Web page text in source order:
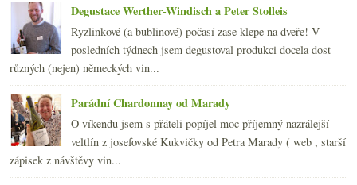
2010 (249)
►2009(249)
►2008(270)
►2007(108)
Degustace Werther-Windisch a Peter Stolleis
Ryzlinkové (a bublinové) počasí zase klepe na dveře! V
posledních týdnech jsem degustoval produkci docela dost
různých (nejen) německých vin...
Parádní Chardonnay od Marady
O víkendu jsem s přáteli popíjel moc příjemný nazrálejší
veltlín z josefovské Kukvičky od Petra Marady ( web , starší
zápisek z návštěvy vin...